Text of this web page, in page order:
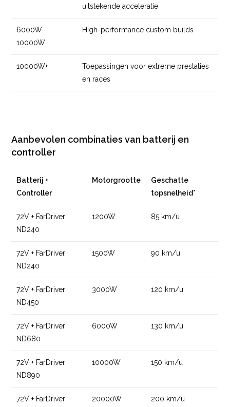
uitstekende acceleratie
6000W–
10000W
High-performance custom builds
10000W+
Toepassingen voor extreme prestaties
en races
Aanbevolen combinaties van batterij en
controller
Batterij +
Controller
Motorgrootte
Geschatte
topsnelheid*
72V + FarDriver
ND240
1200W 85 km/u
72V + FarDriver
ND240
1500W 90 km/u
72V + FarDriver
ND450
3000W 120 km/u
72V + FarDriver
ND680
6000W 130 km/u
72V + FarDriver
ND890
10000W 150 km/u
72V + FarDriver
20000W 200 km/u